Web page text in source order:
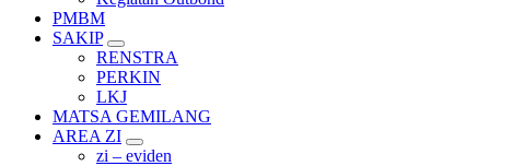
PMBM
SAKIP
RENSTRA
PERKIN
LKJ
MATSA GEMILANG
AREA ZI
zi – eviden